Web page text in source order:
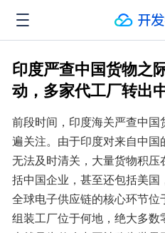
印度严查中国货物之
动，多家代工厂转出
前段时间，印度海关严查中
遍关注。由于印度对来自中
无法及时清关，大量货物积
括中国企业，甚至还包括美国
全球电子供应链的核心环节
组装工厂位于何地，绝大多